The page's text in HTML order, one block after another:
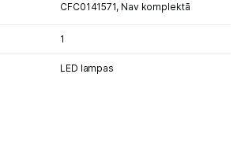
CFC0141571, Nav komplektā
1
LED lampas